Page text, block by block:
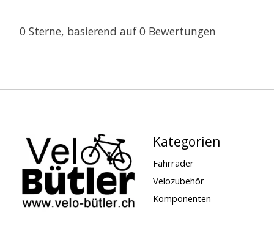
0 Sterne, basierend auf0 Bewertungen
Kategorien
Fahrräder
Velozubehör
Komponenten